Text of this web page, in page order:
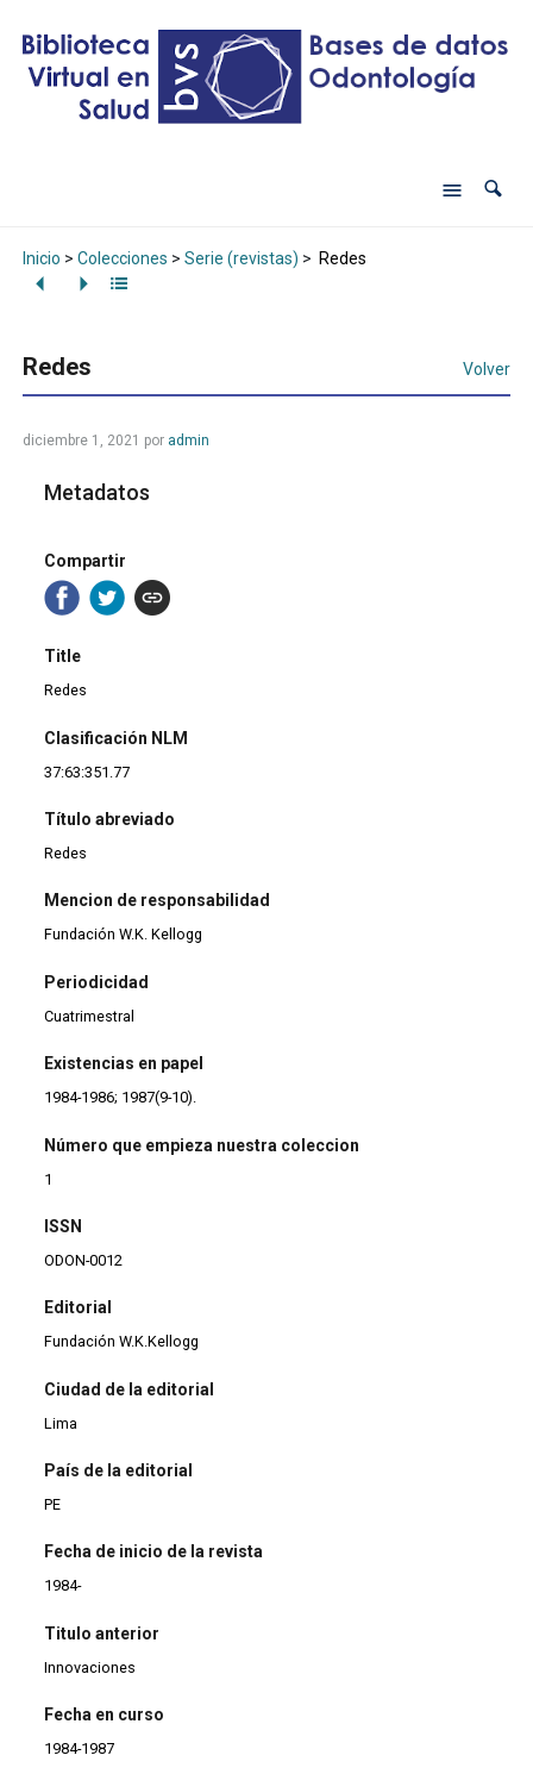
Inicio > Colecciones > Serie (revistas) > Redes
Redes Volver
diciembre 1, 2021 por admin
Metadatos
Compartir
Title
Redes
Clasificación NLM
37:63:351.77
Título abreviado
Redes
Mencion de responsabilidad
Fundación W.K. Kellogg
Periodicidad
Cuatrimestral
Existencias en papel
1984-1986; 1987(9-10).
Número que empieza nuestra coleccion
1
ISSN
ODON-0012
Editorial
Fundación W.K.Kellogg
Ciudad de la editorial
Lima
País de la editorial
PE
Fecha de inicio de la revista
1984-
Titulo anterior
Innovaciones
Fecha en curso
1984-1987